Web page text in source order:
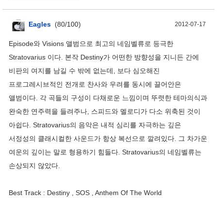
Eagles (80/100) 2012-07-17
Episode와 Visions 앨범으로 최고의 네임벨류로 등극한
Stratovarius 이다. 본작 Destiny가 어떤한 방향성을 지니든 간에
비판의 여지를 남길 수 밖에 없는데, 보다 심오해진
프로그레시브적인 전개로 찬사와 우려를 동시에 끌어안은
앨범이다. 각 곡들의 구성이 다채로운 느낌이며 뚜렷한 테마의식과
완숙한 연주력을 들려주나, 스피드와 멜로디가 다소 위축된 것이
아쉽다. Stratovarius의 음악은 내적 심리를 자극하는 깊은
서정성의 클래시컬한 사운드가 항상 복선으로 깔려있다. 그 차가운
여운의 깊이는 말로 형용하기 힘들다. Stratovarius의 네임벨류는
손상되지 않았다.
Best Track : Destiny , SOS , Anthem Of The World